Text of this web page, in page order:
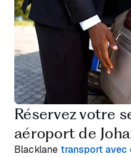
Réservez votre
aéroport de
Blacklane transport avec